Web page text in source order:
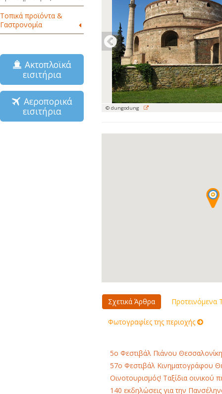
Τοπικά προϊόντα &
Γαστρονομία
Ακτοπλοϊκά
εισιτήρια
Αεροπορικά
εισιτήρια
© dungodung
Σχετικά Άρθρα Προτεινόμενα
Φωτογραφίες της περιοχής
5ο Φεστιβάλ Πιάνου
57ο Φεστιβάλ Κινηματογράφου
Οινοτουρισμός! Ταξίδια οινικού
140 εκδηλώσεις για την